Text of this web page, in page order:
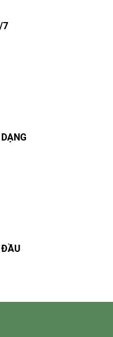
7
ĐẦU